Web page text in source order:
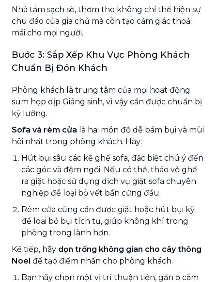
Nhà tắm sạch sẽ, thơm tho không chỉ thể hiện sự
chu đáo của gia chủ mà còn tạo cảm giác thoải
mái cho mọi người.
Bước 3: Sắp Xếp Khu Vực Phòng Khách
Chuẩn Bị Đón Khách
Phòng khách là trung tâm của mọi hoạt động
sum họp dịp Giáng sinh, vì vậy cần được chuẩn bị
kỹ lưỡng.
Sofa và rèm cửa là hai món đồ dễ bám bụi và mùi
hôi nhất trong phòng khách. Hãy:
Hút bụi sâu các kẽ ghế sofa, đặc biệt chú ý đến
các góc và đệm ngồi. Nếu có thể, tháo vỏ ghế
ra giặt hoặc sử dụng dịch vụ giặt sofa chuyên
nghiệp để loại bỏ vết bẩn cứng đầu.
Rèm cửa cũng cần được giặt hoặc hút bụi kỹ
để loại bỏ bụi tích tụ, giúp không khí trong
phòng trong lành hơn.
Kế tiếp, hãy dọn trống không gian cho cây thông
Noel để tạo điểm nhấn cho phòng khách.
Bạn hãy chọn một vị trí thuận tiện, gần ổ cắm